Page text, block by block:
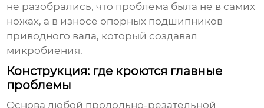
не разобрались, что проблема была не в самих
ножах, а в износе опорных подшипников
приводного вала, который создавал
микробиения.
Конструкция: где кроются главные
проблемы
Основа любой продольно-резательной